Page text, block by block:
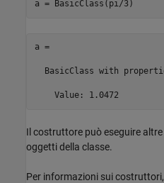
a = BasicClass(pi/3)
a =
BasicClass with
    Value: 1.0472
Il costruttore può eseguire
oggetti della classe.
Per informazioni sui